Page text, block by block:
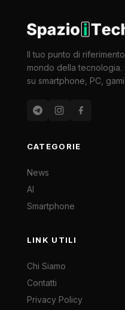
Il tuo punto di
mondo della
su smartphone, PC,
CATEGORIE
News
AI
Smartphone
LINK UTILI
Chi Siamo
Contatti
Privacy Policy